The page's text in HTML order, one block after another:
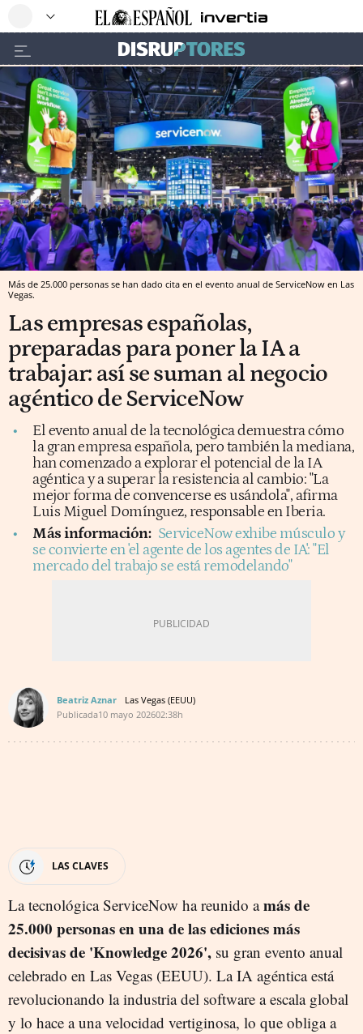
Más de 25.000 personas se han dado cita en el evento anual de ServiceNow en Las
Vegas.
Las empresas españolas,
preparadas para poner la IA a
trabajar: así se suman al negocio
agéntico de ServiceNow
El evento anual de la tecnológica demuestra cómo
la gran empresa española, pero también la mediana,
han comenzado a explorar el potencial de la IA
agéntica y a superar la resistencia al cambio: "La
mejor forma de convencerse es usándola", afirma
Luis Miguel Domínguez, responsable en Iberia.
Más información: ServiceNow exhibe músculo y
se convierte en 'el agente de los agentes de IA': "El
mercado del trabajo se está remodelando"
Beatriz Aznar
Las Vegas (EEUU)
Publicada10 mayo 202602:38h
LAS CLAVES
La tecnológica ServiceNow ha reunido amás de
25.000 personas en una de las ediciones más
decisivas de 'Knowledge 2026', su gran evento anual
celebrado en Las Vegas (EEUU). La IA agéntica está
revolucionando la industria del software a escala global
y lo hace a una velocidad vertiginosa, lo que obliga a